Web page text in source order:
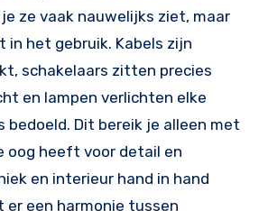
ze vaak nauwelijks ziet, maar
in het gebruik. Kabels zijn
schakelaars zitten precies
en lampen verlichten elke
bedoeld. Dit bereik je alleen met
oog heeft voor detail en
en interieur hand in hand
een harmonie tussen